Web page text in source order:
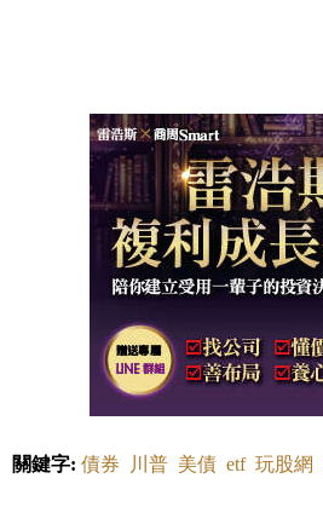
關鍵字: 債券 川普 美債 etf 玩股網